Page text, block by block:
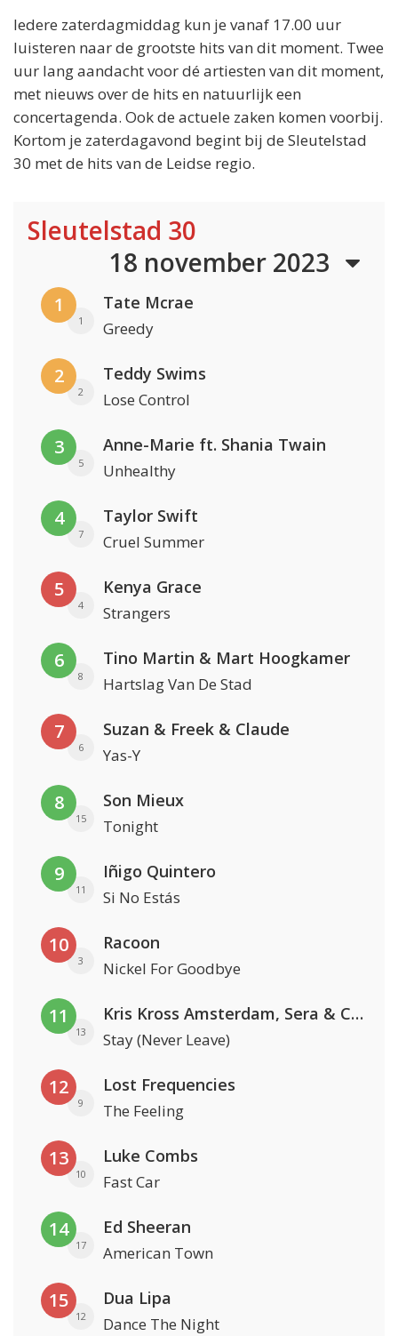
Iedere zaterdagmiddag kun je vanaf 17.00 uur
luisteren naar de grootste hits van dit moment. Twee
uur lang aandacht voor dé artiesten van dit moment,
met nieuws over de hits en natuurlijk een
concertagenda. Ook de actuele zaken komen voorbij.
Kortom je zaterdagavond begint bij de Sleutelstad
30 met de hits van de Leidse regio.
Sleutelstad 30
18 november 2023
1
1
Tate Mcrae
Greedy
2
2
Teddy Swims
Lose Control
3
5
Anne-Marie ft. Shania Twain
Unhealthy
4
7
Taylor Swift
Cruel Summer
5
4
Kenya Grace
Strangers
6
8
Tino Martin & Mart Hoogkamer
Hartslag Van De Stad
7
6
Suzan & Freek & Claude
Yas-Y
8
15
Son Mieux
Tonight
9
11
Iñigo Quintero
Si No Estás
10
3
Racoon
Nickel For Goodbye
11
13
Kris Kross Amsterdam, Sera & Conor Maynard
Stay (Never Leave)
12
9
Lost Frequencies
The Feeling
13
10
Luke Combs
Fast Car
14
17
Ed Sheeran
American Town
15
12
Dua Lipa
Dance The Night